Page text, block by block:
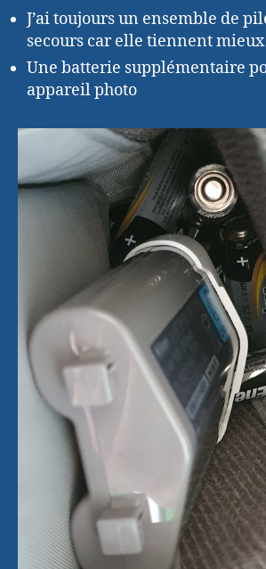
J’ai toujours un ensemble de
secours car elle tiennent
Une batterie supplémentaire
appareil photo